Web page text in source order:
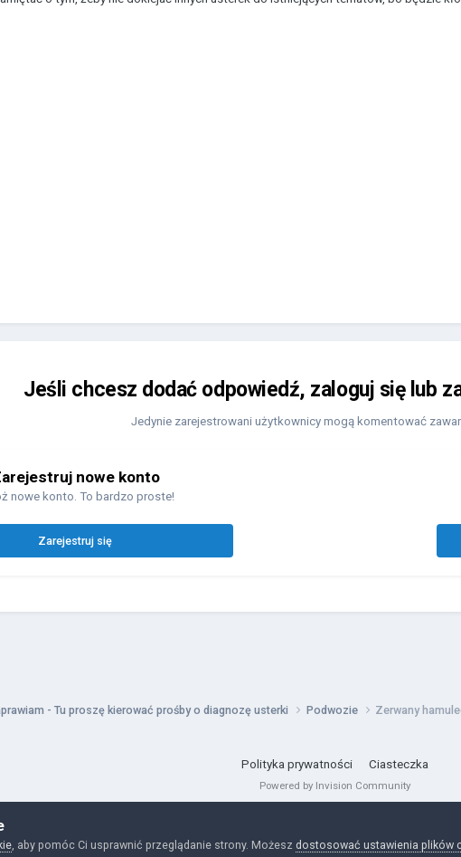
Jeśli chcesz dodać odpowiedź, zaloguj się lub
Jedynie zarejestrowani użytkownicy mogą komentować
nowe konto
nowe konto. To bardzo proste!
Zarejestruj się
- Tu proszę kierować prośby o diagnozę usterki Podwozie Zerwany
Polityka prywatności Ciasteczka
Powered by Invision Community
, aby pomóc Ci usprawnić przeglądanie strony. Możesz dostosować ustawienia plików